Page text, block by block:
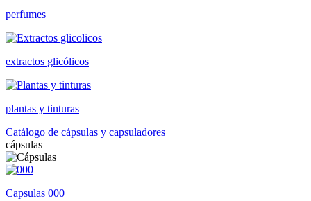
perfumes
extractos glicólicos
plantas y tinturas
Catálogo de cápsulas y capsuladores
cápsulas
Capsulas 000